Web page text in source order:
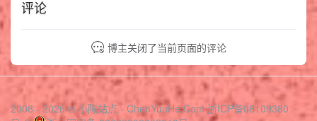
评论
博主关闭了当前页面的评论
2008 - 2026 © 小陈站点 - ChenYunHe.Com 浙ICP备08109380